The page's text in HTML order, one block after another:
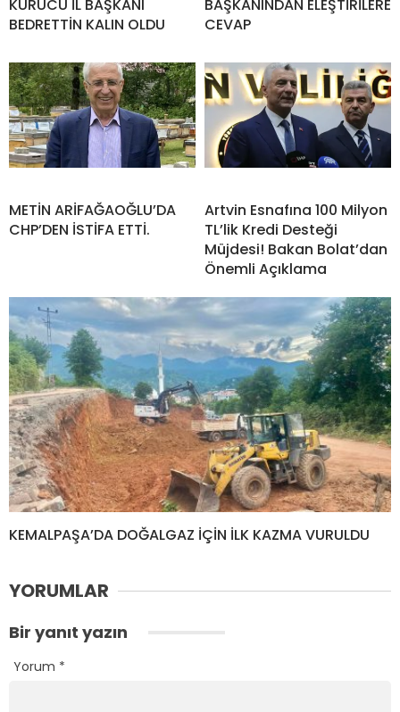
KURUCU İL BAŞKANI
BEDRETTİN KALIN OLDU
BAŞKANINDAN ELEŞTİRİLERE
CEVAP
METİN ARİFAĞAOĞLU’DA
CHP’DEN İSTİFA ETTİ.
Artvin Esnafına 100 Milyon
TL’lik Kredi Desteği
Müjdesi! Bakan Bolat’dan
Önemli Açıklama
KEMALPAŞA’DA DOĞALGAZ İÇİN İLK KAZMA VURULDU
YORUMLAR
Bir yanıt yazın
Yorum *